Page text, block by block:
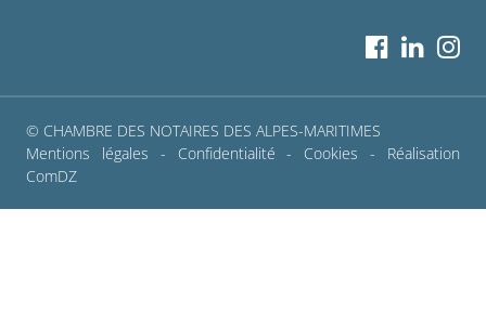
© CHAMBRE DES NOTAIRES DES ALPES-MARITIMES
Mentions légales - Confidentialité - Cookies - Réalisation
ComDZ